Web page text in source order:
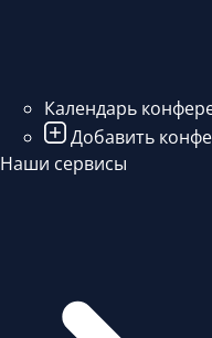
Календарь
Добавить
Наши сервисы